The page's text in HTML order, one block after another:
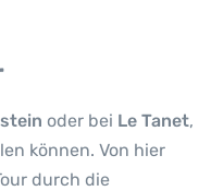
oder bei Le Tanet,
können. Von hier
durch die